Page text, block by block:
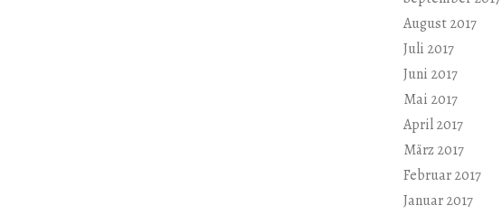
August 2017
Juli 2017
Juni 2017
Mai 2017
April 2017
März 2017
Februar 2017
Januar 2017